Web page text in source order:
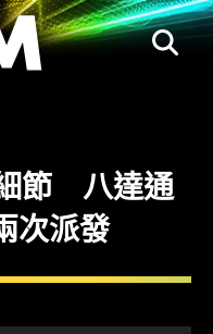
節 八達通
次派發